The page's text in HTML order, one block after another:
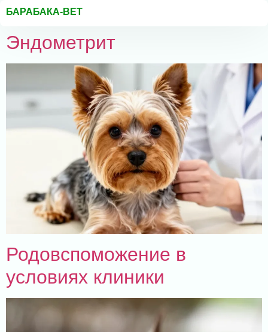
БАРАБАКА-ВЕТ
Эндометрит
Родовспоможение в
условиях клиники